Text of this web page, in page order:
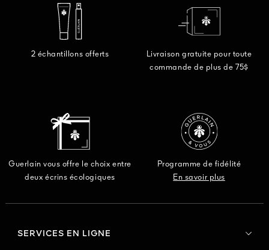
2 échantillons offerts
Livraison gratuite pour toute
commande de plus de 75$
Guerlain vous offre le choix entre
deux écrins écologiques
Programme de fidélité
En savoir plus
SERVICES EN LIGNE